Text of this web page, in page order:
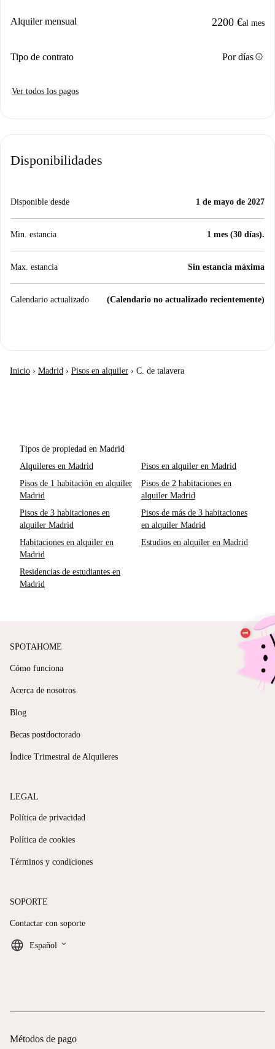
Alquiler mensual 2200 €al mes
Tipo de contrato Por díasinfo
Ver todos los pagos
Disponibilidades
Disponible desde 1 de mayo de 2027
Min. estancia 1 mes (30 días).
Max. estancia Sin estancia máxima
Calendario actualizado (Calendario no actualizado recientemente)
Inicio › Madrid › Pisos en alquiler › C. de talavera
Tipos de propiedad en Madrid
Alquileres en Madrid
Pisos en alquiler en Madrid
Pisos de 1 habitación en alquiler
Madrid
Pisos de 2 habitaciones en
alquiler Madrid
Pisos de 3 habitaciones en
alquiler Madrid
Pisos de más de 3 habitaciones
en alquiler Madrid
Habitaciones en alquiler en
Madrid
Estudios en alquiler en Madrid
Residencias de estudiantes en
Madrid
SPOTAHOME
Cómo funciona
Acerca de nosotros
Blog
Becas postdoctorado
Índice Trimestral de Alquileres
LEGAL
Política de privacidad
Política de cookies
Términos y condiciones
SOPORTE
Contactar con soporte
Español keyboard_arrow_down
Métodos de pago